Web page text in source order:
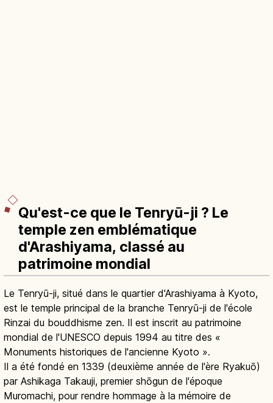
Qu'est-ce que le Tenryū-ji ? Le
temple zen emblématique
d'Arashiyama, classé au
patrimoine mondial
Le Tenryū-ji, situé dans le quartier d'Arashiyama à Kyoto,
est le temple principal de la branche Tenryū-ji de l'école
Rinzai du bouddhisme zen. Il est inscrit au patrimoine
mondial de l'UNESCO depuis 1994 au titre des «
Monuments historiques de l'ancienne Kyoto ».
Il a été fondé en 1339 (deuxième année de l'ère Ryakuō)
par Ashikaga Takauji, premier shōgun de l'époque
Muromachi, pour rendre hommage à la mémoire de